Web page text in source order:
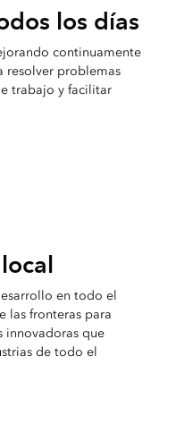
los días
continuamente
resolver problemas
trabajo y facilitar
en todo el
las fronteras para
innovadoras que
de todo el